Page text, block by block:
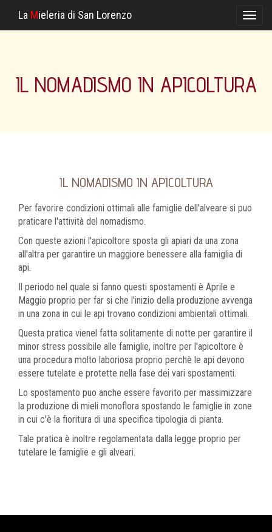
La Mieleria di San Lorenzo
IL NOMADISMO IN APICOLTURA
IL NOMADISMO IN APICOLTURA
Per favorire condizioni ottimali alle famiglie dell'alveare si puo
praticare l'attività del nomadismo.
Con queste azioni l'apicoltore sposta gli apiari da una zona
all'altra per garantire un maggiore benessere alla famiglia di
api.
Il periodo nel quale si fanno questi spostamenti è Aprile e
Maggio proprio per far si che l'inizio della produzione avvenga
in una zona in cui le api trovano condizioni ambientali ottimali.
Questa pratica vienel fatta solitamente di notte per garantire il
minor stress possibile alle famiglie, inoltre per l'apicoltore è
una procedura molto laboriosa proprio perchè le api devono
essere tutelate e protette nella fase dei vari spostamenti.
Lo spostamento puo anche essere favorito per massimizzare
la produzione di mieli monoflora spostando le famiglie in zone
in cui c'è la fioritura di una specifica tipologia di pianta.
Tale pratica è inoltre regolamentata dalla legge proprio per
tutelare le famiglie e gli alveari.